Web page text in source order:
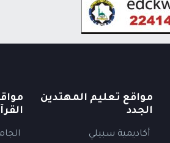
مواقع تعليم المهتدين
الجدد
أكاديمية سبيلي